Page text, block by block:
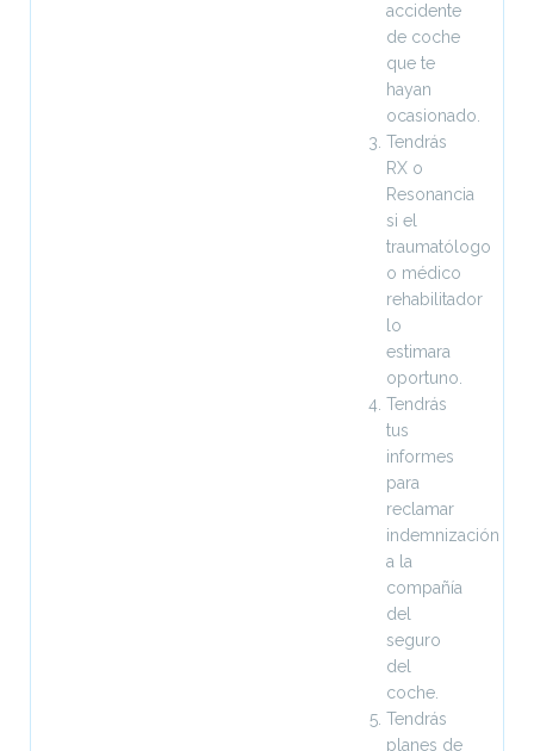
accidente
de coche
que te
hayan
ocasionado.
Tendrás
RX o
Resonancia
si el
traumatólogo
o médico
rehabilitador
lo
estimara
oportuno.
Tendrás
tus
informes
para
reclamar
indemnización
a la
compañía
del
seguro
del
coche.
Tendrás
planes de